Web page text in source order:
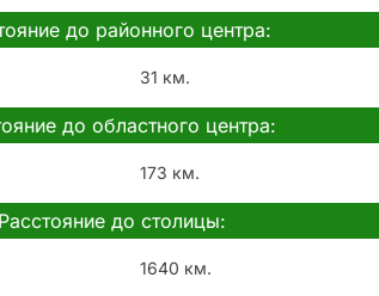
до районного центра:
31 км.
до областного центра:
173 км.
Расстояние до столицы:
1640 км.